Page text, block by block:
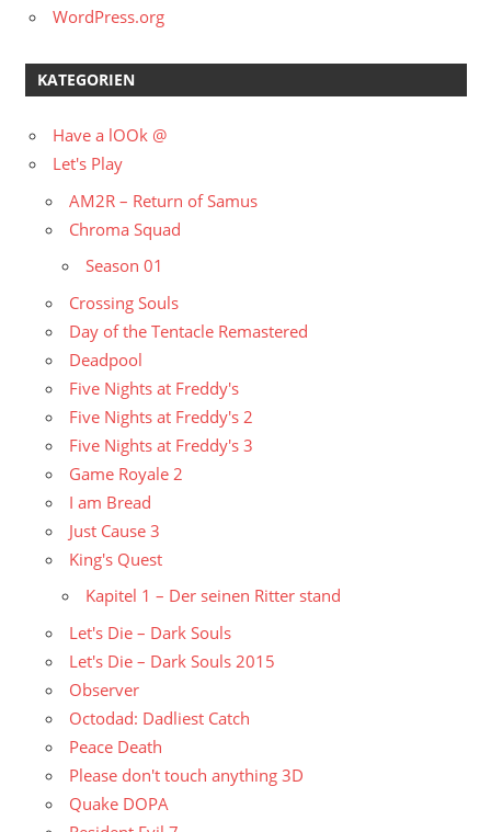
WordPress.org
KATEGORIEN
Have a lOOk @
Let's Play
AM2R – Return of Samus
Chroma Squad
Season 01
Crossing Souls
Day of the Tentacle Remastered
Deadpool
Five Nights at Freddy's
Five Nights at Freddy's 2
Five Nights at Freddy's 3
Game Royale 2
I am Bread
Just Cause 3
King's Quest
Kapitel 1 – Der seinen Ritter stand
Let's Die – Dark Souls
Let's Die – Dark Souls 2015
Observer
Octodad: Dadliest Catch
Peace Death
Please don't touch anything 3D
Quake DOPA